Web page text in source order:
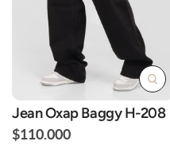
Jean Oxap Baggy H-208
$110.000